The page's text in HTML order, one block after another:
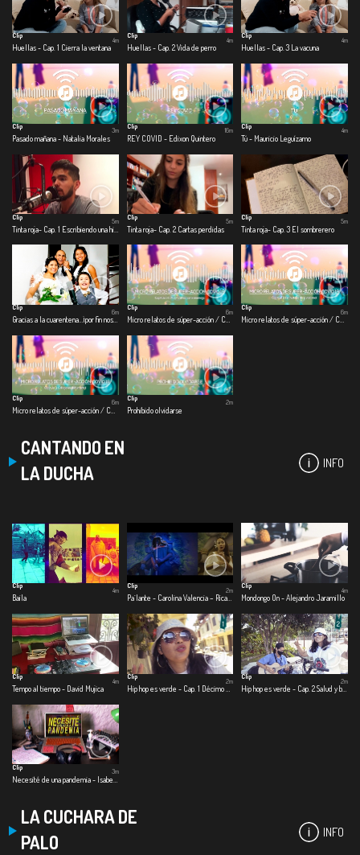
Clip
Huellas - Cap. 1 Cierra la ventana
4m
Clip
Huellas - Cap. 2 Vida de perro
4m
Clip
Huellas - Cap. 3 La vacuna
4m
Clip
Pasado mañana - Natalia Morales
3m
Clip
REY COVID - Edixon Quintero
16m
Clip
Tú - Mauricio Leguízamo
4m
Clip
5m
Clip
Tinta roja- Cap. 2 Cartas perdidas
5m
Clip
Tinta roja- Cap. 3 El sombrerero
5m
Clip
6m
Clip
Micro relatos de súper-acción / COVID – 19 - Cap 1. Covid-viendo con el enemigo
6m
Clip
6m
Clip
6m
Clip
Prohibido olvidarse
2m
CANTANDO EN
LA DUCHA
INFO
Clip
Baila
4m
Clip
Pa´lante - Carolina Valencia – Ricardo Ramírez – Beto Briceño
2m
Clip
Mondongo On - Alejandro Jaramillo
4m
Clip
Tempo al tiempo - David Mujica
4m
Clip
2m
Clip
2m
Clip
3m
LA CUCHARA DE
PALO
INFO